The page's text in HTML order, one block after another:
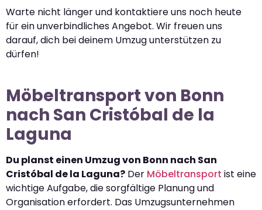
Warte nicht länger und kontaktiere uns noch heute
für ein unverbindliches Angebot. Wir freuen uns
darauf, dich bei deinem Umzug unterstützen zu
dürfen!
Möbeltransport von Bonn
nach San Cristóbal de la
Laguna
Du planst einen Umzug von Bonn nach San
Cristóbal de la Laguna? Der Möbeltransport ist eine
wichtige Aufgabe, die sorgfältige Planung und
Organisation erfordert. Das Umzugsunternehmen